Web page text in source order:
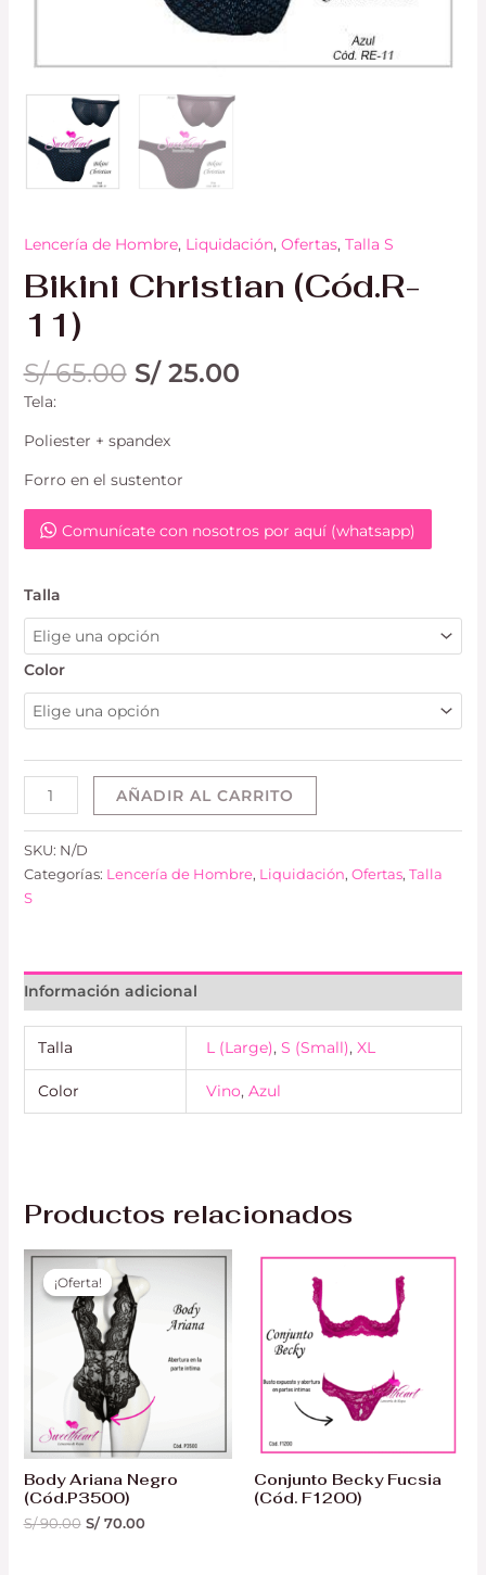
Lencería de Hombre, Liquidación, Ofertas, Talla S
Bikini Christian (Cód.R-
11)
S/65.00 S/25.00
Tela:
Poliester + spandex
Forro en el sustentor
Comunícate con nosotros por aquí (whatsapp)
Talla
Color
AÑADIR AL CARRITO
SKU: N/D
Categorías: Lencería de Hombre, Liquidación, Ofertas, Talla
S
Información adicional
Talla L (Large),S (Small),XL
Color Vino,Azul
Productos relacionados
¡Oferta!
¡Oferta!
Body Ariana Negro
(Cód.P3500)
S/90.00
El
precio
original
era:
S/ 90.00.
S/70.00
El
actual
S/ 70.00.
Conjunto Becky Fucsia
(Cód. F1200)